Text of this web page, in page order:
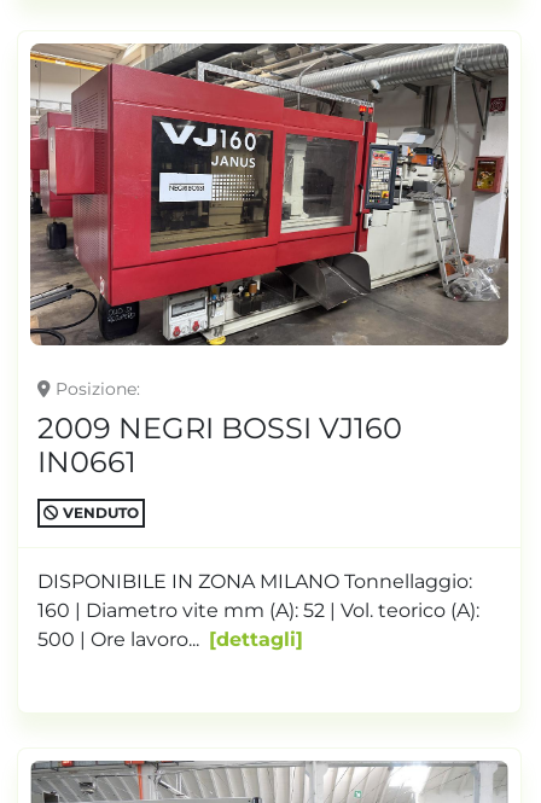
Posizione
2009 NEGRI BOSSI VJ160
IN0661
VENDUTO
DISPONIBILE IN ZONA MILANO Tonnellaggio:
160 | Diametro vite mm (A): 52 | Vol. teorico (A):
500 | Ore lavoro...
dettagli